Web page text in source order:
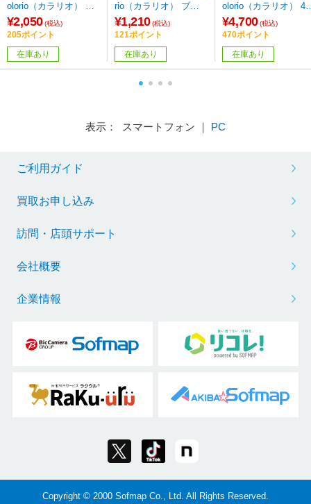
olorio（カラリオ） ブ
ラック（増量）
¥2,050 (税込)
205ポイント
在庫あり
rio（カラリオ） ブラ
ック
¥1,210 (税込)
121ポイント
在庫あり
olorio（カラリオ） 4
パック
¥4,700 (税込)
470ポイント
在庫あり
表示： スマートフォン ｜ PC
ご利用ガイド
買取お申し込み
訪問・店頭サポート
会社概要
企業情報
Copyright © 2000 Sofmap Co., Ltd. All Rights Reserved.